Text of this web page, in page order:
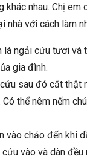
khác nhau. Chị em
nhà với cách làm
lá ngải cứu tươi và
gia đình.
sau đó cắt thật
thể nêm nếm
vào chảo đến khi
vào và dàn đều